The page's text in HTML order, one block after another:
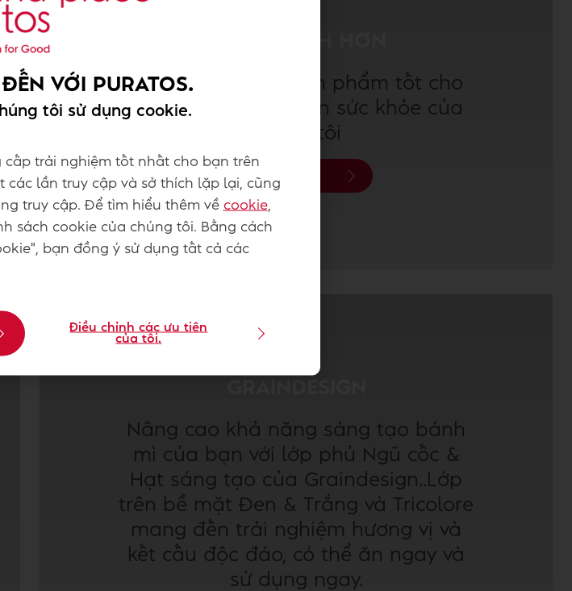
Khám phá dòng sản phẩm tốt cho
sức khỏe và cải thiện sức khỏe của
chúng tôi
Khám phá
Nâng cao khả năng sáng tạo bánh
mì của bạn với lớp phủ Ngũ cốc &
Hạt sáng tạo của Graindesign..Lớp
trên bề mặt Đen & Trắng và Tricolore
mang đến trải nghiệm hương vị và
kết cấu độc đáo, có thể ăn ngay và
sử dụng ngay.
VỚI PURATOS.
tôi sử dụng cookie.
trải nghiệm tốt nhất cho bạn trên
các lần truy cập và sở thích lặp lại, cũng
truy cập. Để tìm hiểu thêm về cookie,
sách cookie của chúng tôi. Bằng cách
bạn đồng ý sử dụng tất cả các
Điều chỉnh các ưu tiên
của tôi.